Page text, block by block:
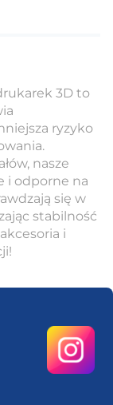
3D to
ryzyko
nasze
i odporne na
się w
stabilność
i